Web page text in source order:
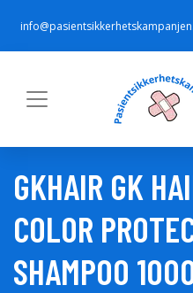
GKHAIR GK
COLOR
SHAMPOO